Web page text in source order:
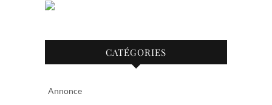
CATÉGORIES
Annonce